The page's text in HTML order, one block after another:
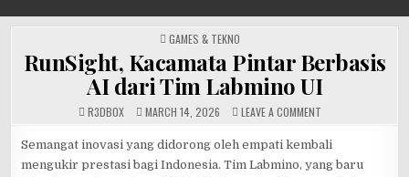
POSTED
IN
GAMES & TEKNO
RunSight, Kacamata Pintar Berbasis
AI dari Tim Labmino UI
R3DB0X MARCH 14, 2026 LEAVE A COMMENT
PINTAR
AI
Semangat inovasi yang didorong oleh empati kembali
mengukir prestasi bagi Indonesia. Tim Labmino, yang baru